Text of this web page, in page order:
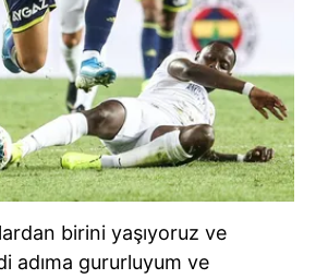
birini yaşıyoruz ve
adıma gururluyum ve